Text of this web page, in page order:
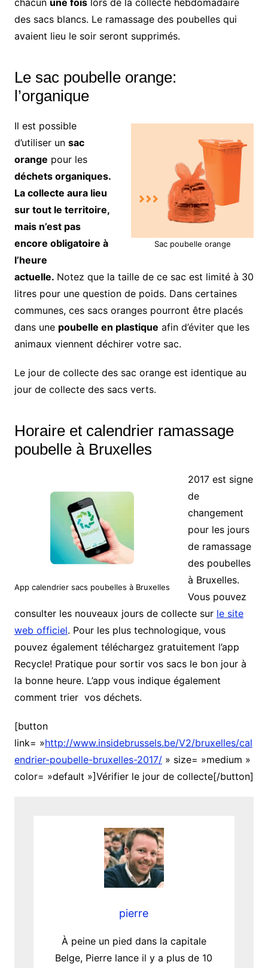
chacun une foislors de la collecte hebdomadaire
des sacs blancs. Le ramassage des poubelles qui
avaient lieu le soir seront supprimés.
Le sac poubelle orange:
l’organique
Sac poubelle orange
Il est possible
d’utiliser un sac
orange pour les
déchets organiques.
La collecte aura lieu
sur tout le territoire,
mais n’est pas
encore obligatoire à
l’heure
actuelle. Notez que la taille de ce sac est limité à 30
litres pour une question de poids. Dans certaines
communes, ces sacs oranges pourront être placés
dans une poubelle en plastique afin d’éviter que les
animaux viennent déchirer votre sac.
Le jour de collecte des sac orange est identique au
jour de collecte des sacs verts.
Horaire et calendrier ramassage
poubelle à Bruxelles
App calendrier sacs poubelles à Bruxelles
2017 est signe
de
changement
pour les jours
de ramassage
des poubelles
à Bruxelles.
Vous pouvez
consulter les nouveaux jours de collecte sur le site
web officiel. Pour les plus technologique, vous
pouvez également téléchargez gratuitement l’app
Recycle! Pratique pour sortir vos sacs le bon jour à
la bonne heure. L’app vous indique également
comment trier vos déchets.
[button
link= »http://www.insidebrussels.be/V2/bruxelles/cal
endrier-poubelle-bruxelles-2017/» size= »medium »
color= »default »]Vérifier le jour de collecte[/button]
pierre
À peine un pied dans la capitale
Belge, Pierre lance il y a plus de 10